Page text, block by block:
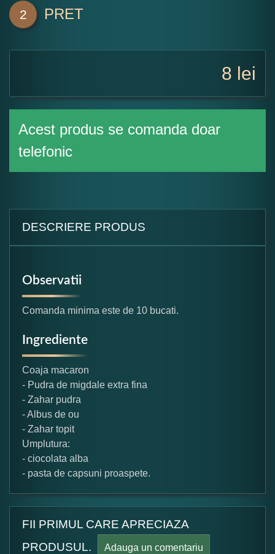
2 PRET
8 lei
Acest produs se comanda doar
telefonic
DESCRIERE PRODUS
Observatii
Comanda minima este de 10 bucati.
Ingrediente
Coaja macaron
- Pudra de migdale extra fina
- Zahar pudra
- Albus de ou
- Zahar topit
Umplutura:
- ciocolata alba
- pasta de capsuni proaspete.
FII PRIMUL CARE APRECIAZA
PRODUSUL.
Adauga un comentariu